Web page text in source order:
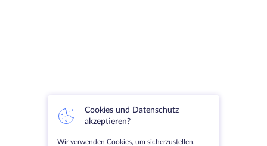
Cookies und Datenschutz
akzeptieren?
Wir verwenden Cookies, um sicherzustellen,